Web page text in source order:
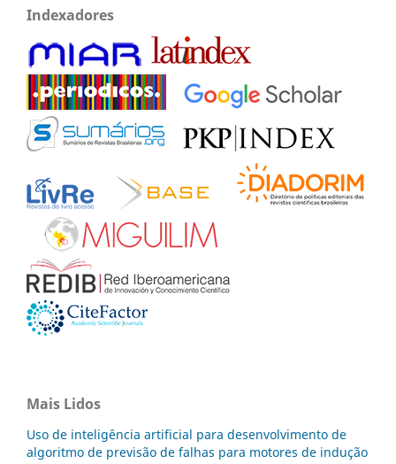
Indexadores
Mais Lidos
Uso de inteligência artificial para desenvolvimento de
algoritmo de previsão de falhas para motores de indução